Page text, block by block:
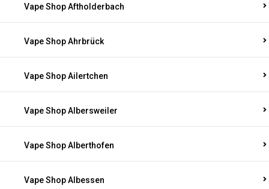
Vape Shop Aftholderbach
Vape Shop Ahrbrück
Vape Shop Ailertchen
Vape Shop Albersweiler
Vape Shop Alberthofen
Vape Shop Albessen